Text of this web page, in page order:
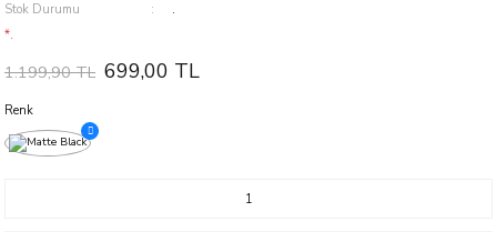
Stok Durumu
.
*.
1.199,90 TL 699,00 TL
Renk